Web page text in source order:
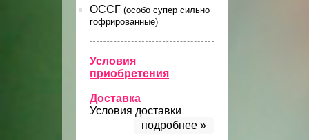
ОССГ (особо супер сильно
гофрированные)
Условия
приобретения
Доставка
Условия доставки
подробнее »